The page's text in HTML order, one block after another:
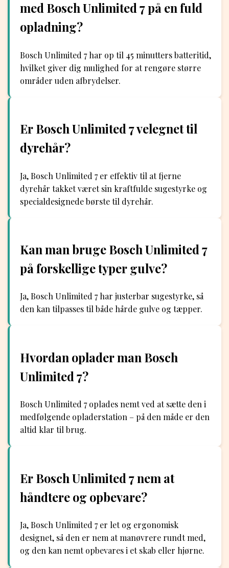
med Bosch Unlimited 7 på en fuld
opladning?
Bosch Unlimited 7 har op til 45 minutters batteritid,
hvilket giver dig mulighed for at rengøre større
områder uden afbrydelser.
Er Bosch Unlimited 7 velegnet til
dyrehår?
Ja, Bosch Unlimited 7 er effektiv til at fjerne
dyrehår takket været sin kraftfulde sugestyrke og
specialdesignede børste til dyrehår.
Kan man bruge Bosch Unlimited 7
på forskellige typer gulve?
Ja, Bosch Unlimited 7 har justerbar sugestyrke, så
den kan tilpasses til både hårde gulve og tæpper.
Hvordan oplader man Bosch
Unlimited 7?
Bosch Unlimited 7 oplades nemt ved at sætte den i
medfølgende opladerstation – på den måde er den
altid klar til brug.
Er Bosch Unlimited 7 nem at
håndtere og opbevare?
Ja, Bosch Unlimited 7 er let og ergonomisk
designet, så den er nem at manøvrere rundt med,
og den kan nemt opbevares i et skab eller hjørne.